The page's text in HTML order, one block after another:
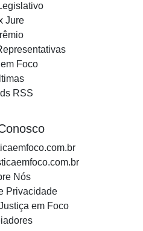
Jure
Foco
RSS
Nós
Privacidade
em Foco